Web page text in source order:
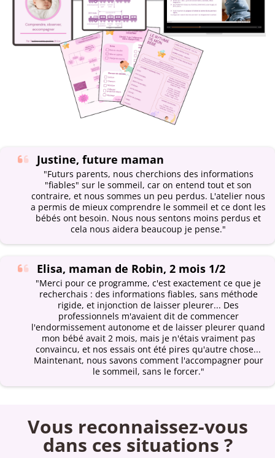
Justine, future maman
"Futurs parents, nous cherchions des informations
"fiables" sur le sommeil, car on entend tout et son
contraire, et nous sommes un peu perdus. L'atelier nous
a permis de mieux comprendre le sommeil et ce dont les
bébés ont besoin. Nous nous sentons moins perdus et
cela nous aidera beaucoup je pense."
Elisa, maman de Robin, 2 mois 1/2
"Merci pour ce programme, c'est exactement ce que je
recherchais : des informations fiables, sans méthode
rigide, et injonction de laisser pleurer... Des
professionnels m'avaient dit de commencer
l'endormissement autonome et de laisser pleurer quand
mon bébé avait 2 mois, mais je n'étais vraiment pas
convaincu, et nos essais ont été pires qu'autre chose...
Maintenant, nous savons comment l'accompagner pour
le sommeil, sans le forcer."
Vous reconnaissez-vous
dans ces situations ?